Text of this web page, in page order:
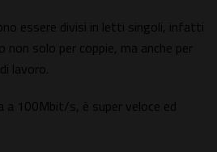
essere divisi in letti singoli, infatti
solo per coppie, ma anche per
lavoro.
100Mbit/s, è super veloce ed